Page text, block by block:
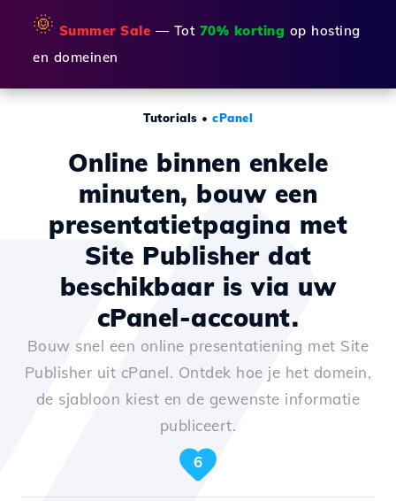
🌞 Summer Sale — Tot 70% korting op hosting
en domeinen
Tutorials • cPanel
Online binnen enkele
minuten, bouw een
presentatietpagina met
Site Publisher dat
beschikbaar is via uw
cPanel-account.
Bouw snel een online presentatiening met Site
Publisher uit cPanel. Ontdek hoe je het domein,
de sjabloon kiest en de gewenste informatie
publiceert.
6